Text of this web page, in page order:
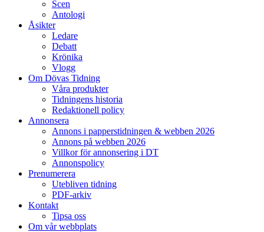
Scen
Antologi
Åsikter
Ledare
Debatt
Krönika
Vlogg
Om Dövas Tidning
Våra produkter
Tidningens historia
Redaktionell policy
Annonsera
Annons i papperstidningen & webben 2026
Annons på webben 2026
Villkor för annonsering i DT
Annonspolicy
Prenumerera
Utebliven tidning
PDF-arkiv
Kontakt
Tipsa oss
Om vår webbplats